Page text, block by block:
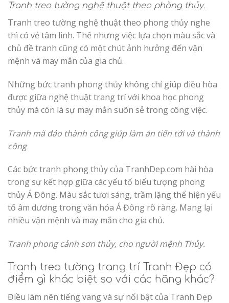
Tranh treo tường nghệ thuật theo phòng thủy.
Tranh treo tường nghệ thuật theo phong thủy nghe
thì có vẻ tâm linh. Thế nhưng việc lựa chọn màu sắc và
chủ đề tranh cũng có một chút ảnh hưởng đến vận
mệnh và may mắn của gia chủ.
Những bức tranh phong thủy không chỉ giúp điều hòa
được giữa nghệ thuật trang trí với khoa học phong
thủy mà còn là sự may mắn suôn sẻ trong công việc.
Tranh mã đáo thành công giúp làm ăn tiến tới và thành
công
Các bức tranh phong thủy của TranhDep.com hài hòa
trong sự kết hợp giữa các yếu tố biểu tượng phong
thủy Á Đông. Màu sắc tươi sáng, trầm lặng thể hiện yếu
tố âm dương trong văn hóa Á Đông rõ ràng. Mang lại
nhiều vận mệnh và may mắn cho gia chủ.
Tranh phong cảnh sơn thủy, cho người mệnh Thủy.
Tranh treo tường trang trí Tranh Đẹp có
điểm gì khác biệt so với các hãng khác?
Điều làm nên tiếng vang và sự nổi bật của Tranh Đẹp